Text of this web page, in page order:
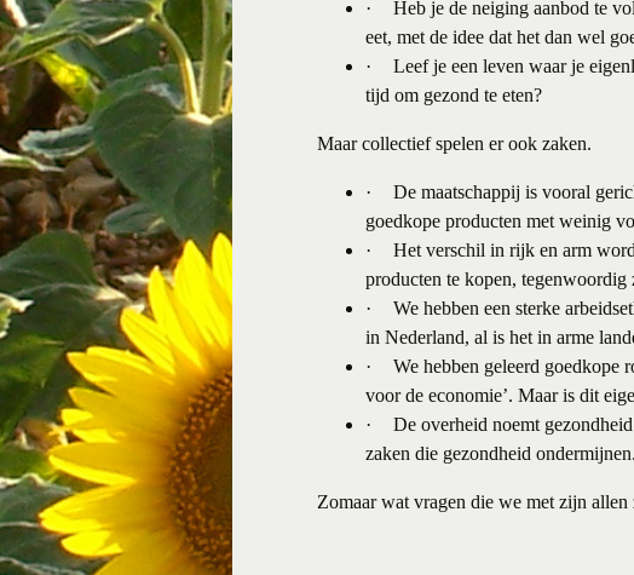
·
Heb je de neiging aanbod te
eet, met de idee dat het dan wel
·
Leef je een leven waar je
tijd om gezond te eten?
Maar collectief spelen er ook zaken.
·
De maatschappij is vooral
goedkope producten met weinig
·
Het verschil in rijk en arm
producten te kopen, tegenwoordig
·
We hebben een sterke
in Nederland, al is het in arme
·
We hebben geleerd goedkope
voor de economie’. Maar is dit
·
De overheid noemt
zaken die gezondheid ondermijnen.
Zomaar wat vragen die we met zijn